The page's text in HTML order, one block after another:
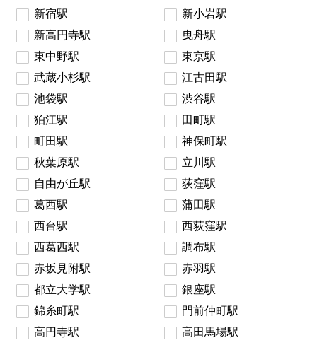
新宿駅
新小岩駅
新高円寺駅
曳舟駅
東中野駅
東京駅
武蔵小杉駅
江古田駅
池袋駅
渋谷駅
狛江駅
田町駅
町田駅
神保町駅
秋葉原駅
立川駅
自由が丘駅
荻窪駅
葛西駅
蒲田駅
西台駅
西荻窪駅
西葛西駅
調布駅
赤坂見附駅
赤羽駅
都立大学駅
銀座駅
錦糸町駅
門前仲町駅
高円寺駅
高田馬場駅